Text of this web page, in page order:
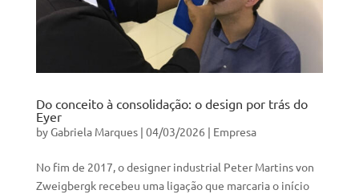
Do conceito à consolidação: o design por trás do
Eyer
byGabriela Marques| 04/03/2026 | Empresa
No fim de 2017, o designer industrial Peter Martins von
Zweigbergk recebeu uma ligação que marcaria o início